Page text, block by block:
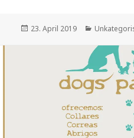
Veröffentlicht
23. April 2019 Kategorien